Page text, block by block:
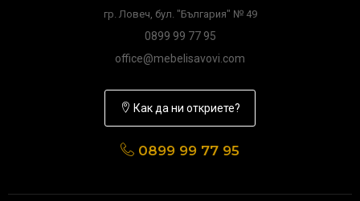
гр. Ловеч, бул. "България" № 49
0899 99 77 95
office@mebelisavovi.com
Как да ни откриете?
0899 99 77 95